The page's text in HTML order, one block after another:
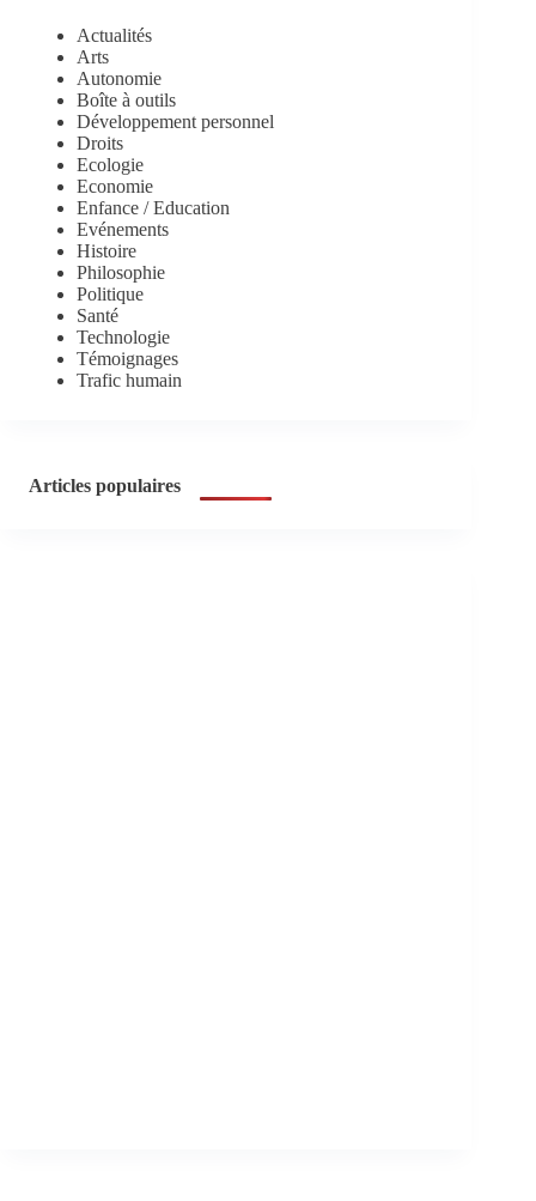
Actualités
Arts
Autonomie
Boîte à outils
Développement personnel
Droits
Ecologie
Economie
Enfance / Education
Evénements
Histoire
Philosophie
Politique
Santé
Technologie
Témoignages
Trafic humain
Articles populaires